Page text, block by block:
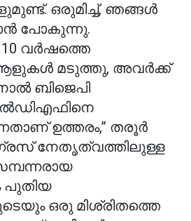
ഒരുമിച്ച്, ഞങ്ങൾ
പോകുന്നു.
വർഷത്തെ
മടുത്തു, അവർക്ക്
ബിജെപി
ഉത്തരം,” തരൂർ
നേതൃത്വത്തിലുള്ള
പുതിയ
ഒരു മിശ്രിതത്തെ